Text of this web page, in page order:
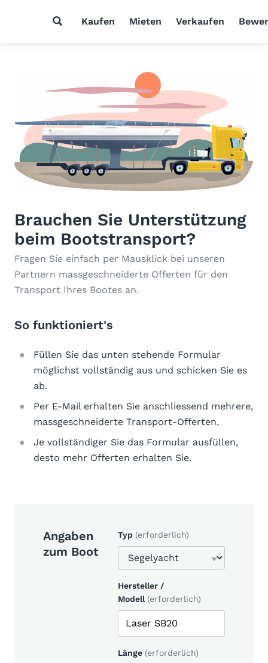
Kaufen Mieten Verkaufen
Brauchen Sie Unterstützung
beim Bootstransport?
Fragen Sie einfach per Mausklick bei unseren
Partnern massgeschneiderte Offerten für den
Transport Ihres Bootes an.
So funktioniert's
Füllen Sie das unten stehende Formular
möglichst vollständig aus und schicken Sie es
ab.
Per E-Mail erhalten Sie anschliessend mehrere,
massgeschneiderte Transport-Offerten.
Je vollständiger Sie das Formular ausfüllen,
desto mehr Offerten erhalten Sie.
Angaben
zum Boot
Typ (erforderlich)
Hersteller /
Modell (erforderlich)
Länge (erforderlich)